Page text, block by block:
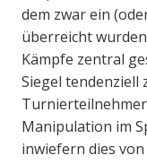
dem zwar ein
überreicht
Kämpfe zentral
Siegel tendenziell
Manipulation im
inwiefern dies